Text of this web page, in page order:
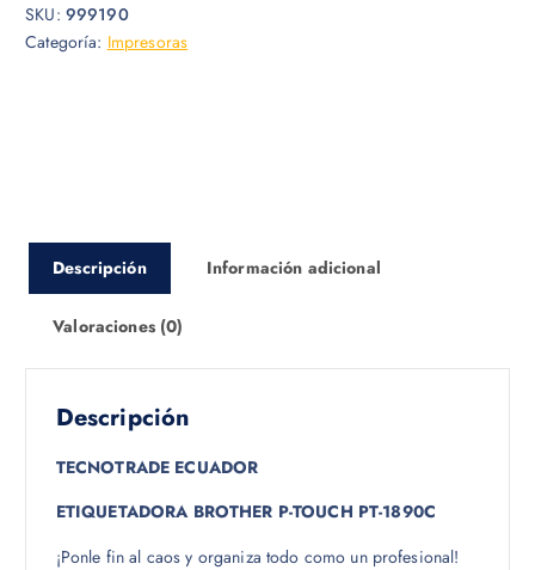
SKU: 999190
Categoría: Impresoras
Descripción Información adicional
Valoraciones (0)
Descripción
TECNOTRADE ECUADOR
ETIQUETADORA BROTHER P-TOUCH PT-1890C
¡Ponle fin al caos y organiza todo como un profesional!